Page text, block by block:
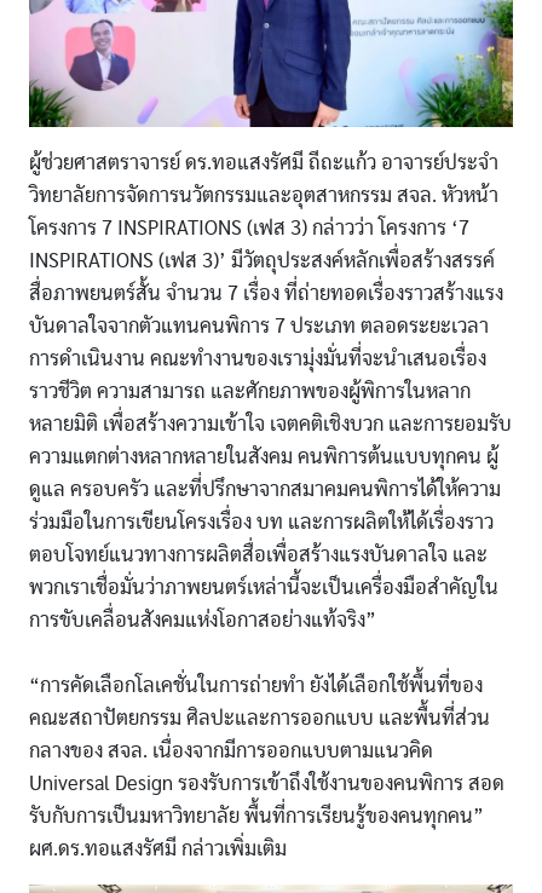
ผู้ช่วยศาสตราจารย์ ดร.ทอแสงรัศมี ถีถะแก้ว อาจารย์ประจำ
วิทยาลัยการจัดการนวัตกรรมและอุตสาหกรรม สจล. หัวหน้า
โครงการ 7 INSPIRATIONS (เฟส 3) กล่าวว่า โครงการ ‘7
INSPIRATIONS (เฟส 3)’ มีวัตถุประสงค์หลักเพื่อสร้างสรรค์
สื่อภาพยนตร์สั้น จำนวน 7 เรื่อง ที่ถ่ายทอดเรื่องราวสร้างแรง
บันดาลใจจากตัวแทนคนพิการ 7 ประเภท ตลอดระยะเวลา
การดำเนินงาน คณะทำงานของเรามุ่งมั่นที่จะนำเสนอเรื่อง
ราวชีวิต ความสามารถ และศักยภาพของผู้พิการในหลาก
หลายมิติ เพื่อสร้างความเข้าใจ เจตคติเชิงบวก และการยอมรับ
ความแตกต่างหลากหลายในสังคม คนพิการต้นแบบทุกคน ผู้
ดูแล ครอบครัว และที่ปรึกษาจากสมาคมคนพิการได้ให้ความ
ร่วมมือในการเขียนโครงเรื่อง บท และการผลิตให้ได้เรื่องราว
ตอบโจทย์แนวทางการผลิตสื่อเพื่อสร้างแรงบันดาลใจ และ
พวกเราเชื่อมั่นว่าภาพยนตร์เหล่านี้จะเป็นเครื่องมือสำคัญใน
การขับเคลื่อนสังคมแห่งโอกาสอย่างแท้จริง”
“การคัดเลือกโลเคชั่นในการถ่ายทำ ยังได้เลือกใช้พื้นที่ของ
คณะสถาปัตยกรรม ศิลปะและการออกแบบ และพื้นที่ส่วน
กลางของ สจล. เนื่องจากมีการออกแบบตามแนวคิด
Universal Design รองรับการเข้าถึงใช้งานของคนพิการ สอด
รับกับการเป็นมหาวิทยาลัย พื้นที่การเรียนรู้ของคนทุกคน”
ผศ.ดร.ทอแสงรัศมี กล่าวเพิ่มเติม